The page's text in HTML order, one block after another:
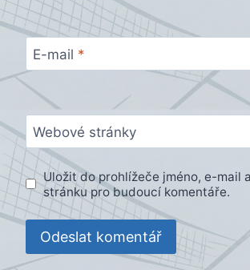
E-mail *
Webové stránky
Uložit do prohlížeče jméno, e-mail
stránku pro budoucí komentáře.